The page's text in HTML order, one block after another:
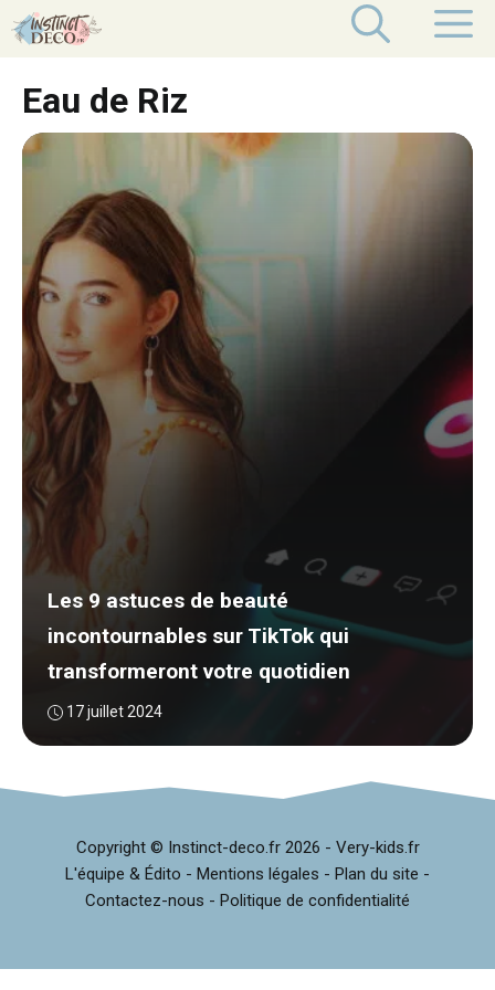
Aller
au
Eau de Riz
Les 9 astuces de beauté
incontournables sur TikTok qui
transformeront votre quotidien
17 juillet 2024
Copyright © Instinct-deco.fr 2026 - Very-kids.fr
L'équipe & Édito - Mentions légales - Plan du site -
Contactez-nous - Politique de confidentialité